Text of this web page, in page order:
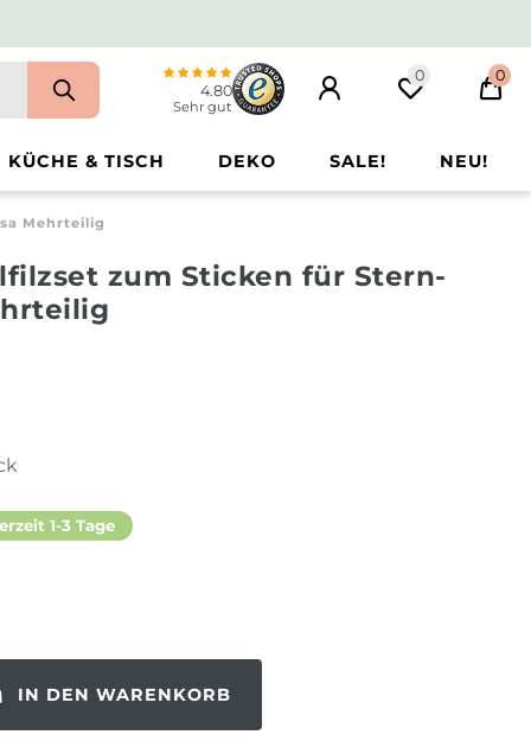
4.80
Sehr gut
0 0
KÜCHE & TISCH DEKO SALE! NEU!
Mehrteilig
zum Sticken für Stern-
1-3 Tage
IN DEN WARENKORB